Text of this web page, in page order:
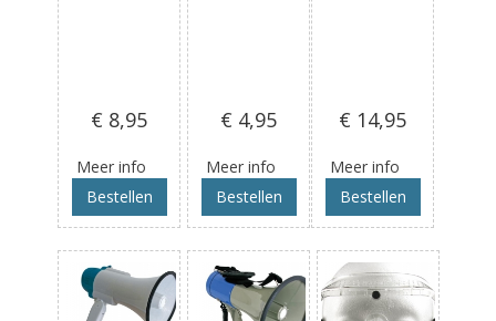
€ 8,95
Meer info
Bestellen
€ 4,95
Meer info
Bestellen
€ 14,95
Meer info
Bestellen